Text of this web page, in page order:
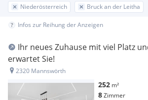
Niederösterreich Bruck an der Leitha
Infos zur Reihung der Anzeigen
Ihr neues Zuhause mit viel Platz
erwartet Sie!
2320 Mannswörth
252 m²
8Zimmer